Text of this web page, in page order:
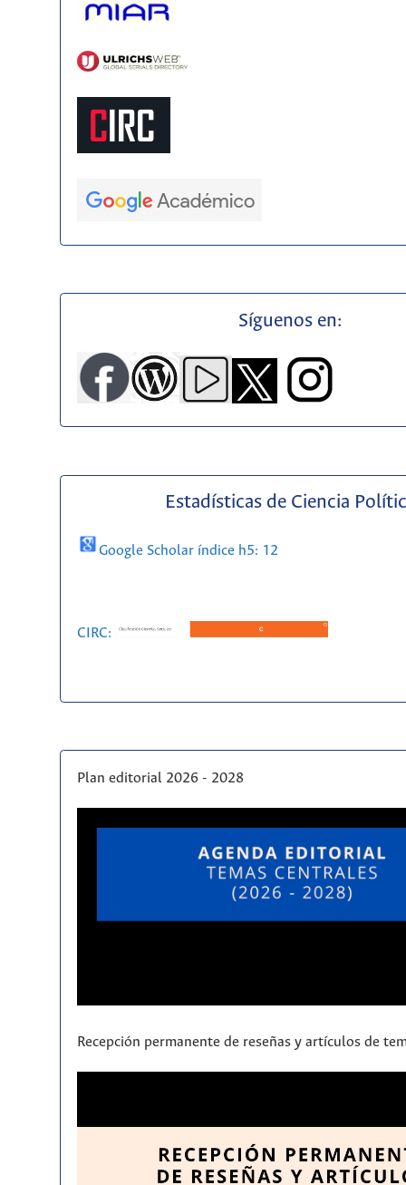
Síguenos en:
Estadísticas de Ciencia
Google Scholar índice h5: 12
CIRC:
Plan editorial 2026 - 2028
Recepción permanente de reseñas y artículos de